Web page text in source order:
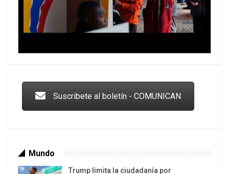
Suscribete al boletín - COMUNICAN
Mundo
Trump limita la ciudadanía por